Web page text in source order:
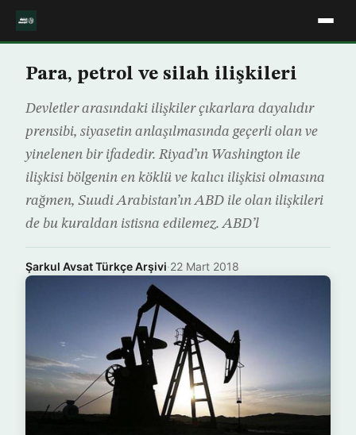
Para, petrol ve silah ilişkileri
Devletler arasındaki ilişkiler çıkarlara dayalıdır
prensibi, siyasetin anlaşılmasında geçerli olan ve
yinelenen bir ifadedir. Riyad’ın Washington ile
ilişkisi bölgenin en köklü ve kalıcı ilişkisi olmasına
rağmen, Suudi Arabistan’ın ABD ile olan ilişkileri
de bu kuraldan istisna edilemez. ABD’l
Şarkul Avsat Türkçe Arşivi·22 Mart 2018